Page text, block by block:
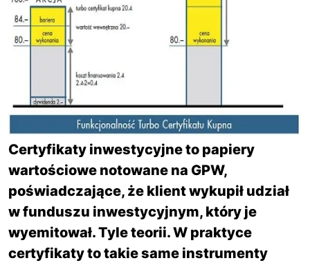
Certyfikaty inwestycyjne to papiery
wartościowe notowane na GPW,
poświadczające, że klient wykupił udział
w funduszu inwestycyjnym, który je
wyemitował. Tyle teorii. W praktyce
certyfikaty to takie same instrumenty